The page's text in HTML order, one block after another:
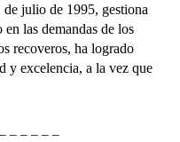
julio de 1995, gestiona
las demandas de los
recoveros, ha logrado
y excelencia, a la vez que
– – – – –